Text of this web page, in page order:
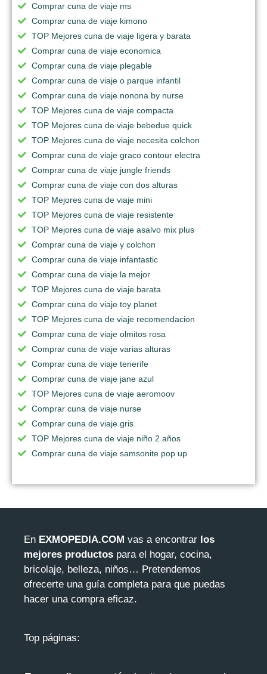
Comprar cuna de viaje ms
Comprar cuna de viaje kimono
TOP Mejores cuna de viaje ligera y barata
Comprar cuna de viaje economica
Comprar cuna de viaje plegable
Comprar cuna de viaje o parque infantil
Comprar cuna de viaje nonona by nurse
TOP Mejores cuna de viaje compacta
TOP Mejores cuna de viaje bebedue quick
TOP Mejores cuna de viaje necesita colchon
Comprar cuna de viaje graco contour electra
Comprar cuna de viaje jungle friends
Comprar cuna de viaje con dos alturas
TOP Mejores cuna de viaje mini
TOP Mejores cuna de viaje resistente
TOP Mejores cuna de viaje asalvo mix plus
Comprar cuna de viaje y colchon
Comprar cuna de viaje infantastic
Comprar cuna de viaje la mejor
TOP Mejores cuna de viaje barata
Comprar cuna de viaje toy planet
TOP Mejores cuna de viaje recomendacion
Comprar cuna de viaje olmitos rosa
Comprar cuna de viaje varias alturas
Comprar cuna de viaje tenerife
Comprar cuna de viaje jane azul
TOP Mejores cuna de viaje aeromoov
Comprar cuna de viaje nurse
Comprar cuna de viaje gris
TOP Mejores cuna de viaje niño 2 años
Comprar cuna de viaje samsonite pop up
En EXMOPEDIA.COM vas a encontrar los
mejores productos para el hogar, cocina,
bricolaje, belleza, niños… Pretendemos
ofrecerte una guía completa para que puedas
hacer una compra eficaz.
Top páginas: